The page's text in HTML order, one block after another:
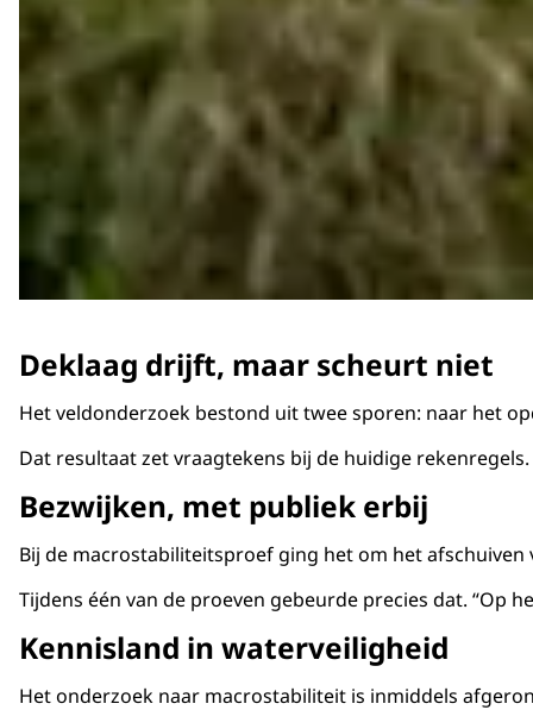
Deklaag drijft, maar scheurt niet
Het veldonderzoek bestond uit twee sporen: naar het
Dat resultaat zet vraagtekens bij de huidige
Bezwijken, met publiek erbij
Bij de macrostabiliteitsproef ging het om het afschuiven
Tijdens één van de proeven gebeurde precies dat. “Op
Kennisland in waterveiligheid
Het onderzoek naar macrostabiliteit is inmiddels